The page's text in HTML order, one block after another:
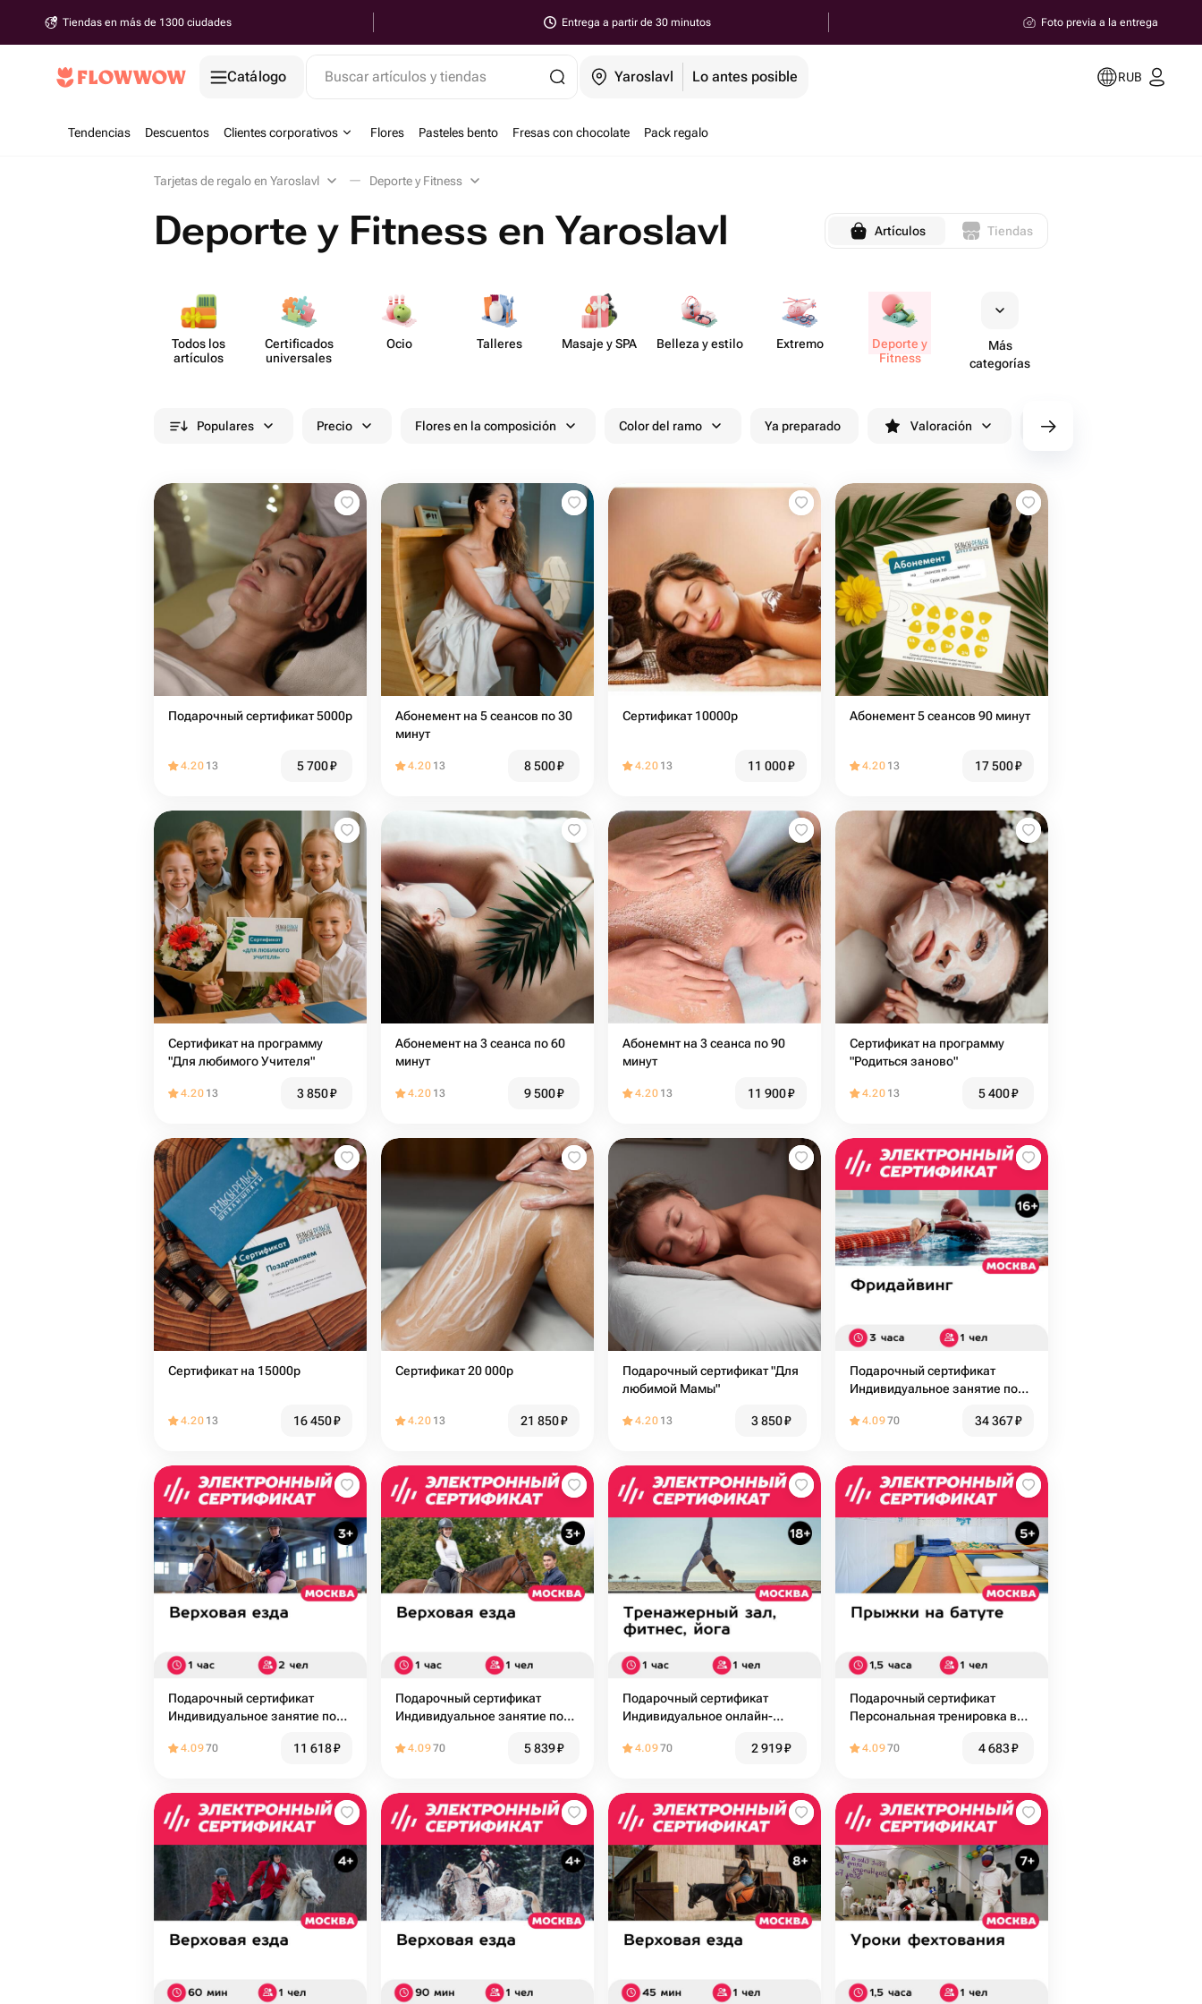
Tiendas en más de 1300 ciudades Entrega a partir de 30 minutos Foto previa a la entrega
Catálogo Buscar artículos y tiendas Yaroslavl Lo antes posible RUB
Tendencias Descuentos Clientes corporativos Flores Pasteles bento Fresas con chocolate Pack regalo
Tarjetas de regalo en Yaroslavl Deporte y Fitness
Deporte y Fitness en Yaroslavl Artículos Tiendas
Todos los
artículos
Certif​icados
unive​rsales
Ocio Talleres Masaje y SPA Belleza y estilo Extremo
Deporte y
Fitness
Más
categorías
Populares Precio Flores en la composición Color del ramo Ya preparado Valoración cv/filters/name_fast_delivery
Подарочный сертификат 5000р
4.20 13 5 700₽
Абонемент на 5 сеансов по 30
минут
4.20 13 8 500₽
Сертификат 10000р
4.20 13 11 000₽
Абонемент 5 сеансов 90 минут
4.20 13 17 500₽
Сертификат на программу
"Для любимого Учителя"
4.20 13 3 850₽
Абонемент на 3 сеанса по 60
минут
4.20 13 9 500₽
Абонемнт на 3 сеанса по 90
минут
4.20 13 11 900₽
Сертификат на программу
"Родиться заново"
4.20 13 5 400₽
Сертификат на 15000р
4.20 13 16 450₽
Сертификат 20 000р
4.20 13 21 850₽
Подарочный сертификат "Для
любимой Мамы"
4.20 13 3 850₽
Подарочный сертификат
Индивидуальное занятие по
чел., 3 часа
4.0970 34 367₽
Подарочный сертификат
Индивидуальное занятие по
чел. (1 час)
4.0970 11 618₽
Подарочный сертификат
Индивидуальное занятие по
чел. (1 час)
4.0970 5 839₽
Подарочный сертификат
Индивидуальное онлайн-
(1 час)
4.0970 2 919₽
Подарочный сертификат
Персональная тренировка в
часа)
4.0970 4 683₽